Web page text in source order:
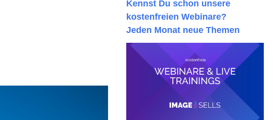
Kennst Du schon unsere
kostenfreien Webinare?
Jeden Monat neue Themen